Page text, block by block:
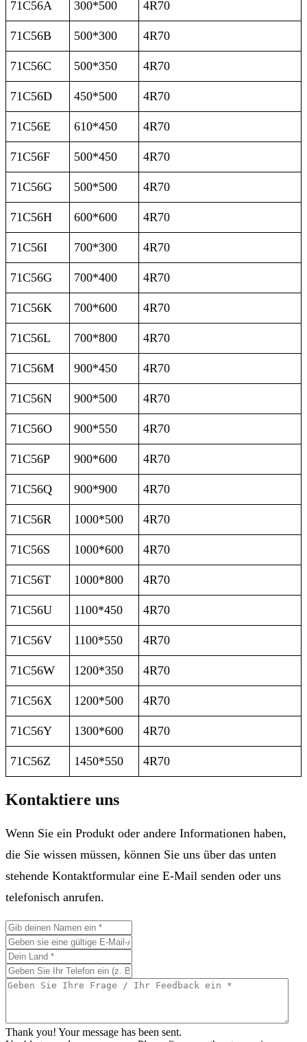
71C56A 300*500 4R70
71C56B 500*300 4R70
71C56C 500*350 4R70
71C56D 450*500 4R70
71C56E 610*450 4R70
71C56F 500*450 4R70
71C56G 500*500 4R70
71C56H 600*600 4R70
71C56I 700*300 4R70
71C56G 700*400 4R70
71C56K 700*600 4R70
71C56L 700*800 4R70
71C56M 900*450 4R70
71C56N 900*500 4R70
71C56O 900*550 4R70
71C56P 900*600 4R70
71C56Q 900*900 4R70
71C56R 1000*500 4R70
71C56S 1000*600 4R70
71C56T 1000*800 4R70
71C56U 1100*450 4R70
71C56V 1100*550 4R70
71C56W 1200*350 4R70
71C56X 1200*500 4R70
71C56Y 1300*600 4R70
71C56Z 1450*550 4R70
Kontaktiere uns
Wenn Sie ein Produkt oder andere Informationen haben,
die Sie wissen müssen, können Sie uns über das unten
stehende Kontaktformular eine E-Mail senden oder uns
telefonisch anrufen.
Thank you! Your message has been sent.